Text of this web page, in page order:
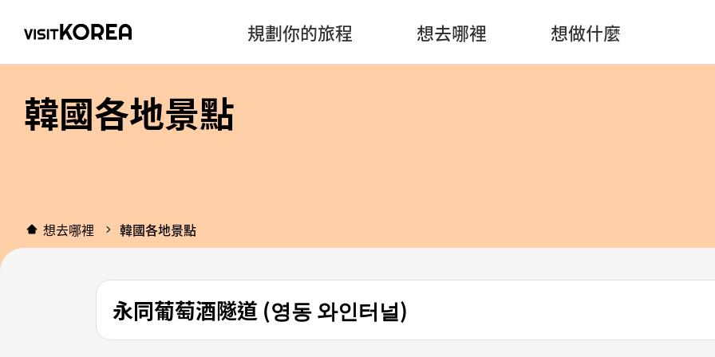
規劃你的旅程 想去哪裡 想做什麼
韓國各地景點
想去哪裡 韓國各地景點
永同葡萄酒隧道 (영동 와인터널)